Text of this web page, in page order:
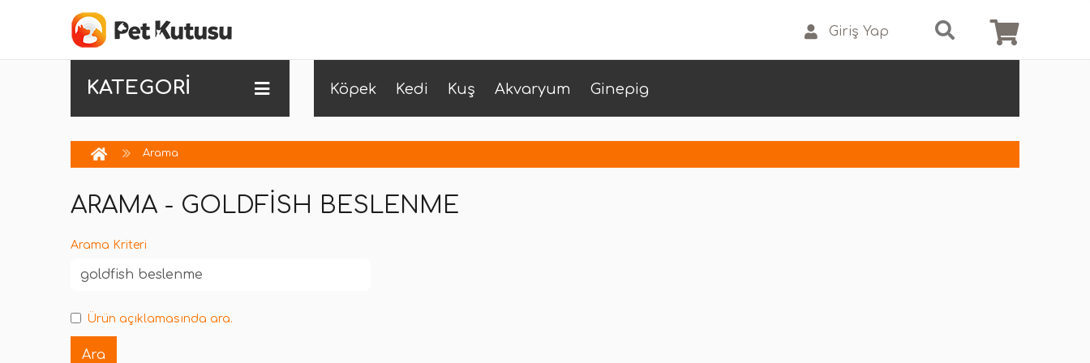
Giriş Yap
KATEGORİ Köpek Kedi Kuş Akvaryum Ginepig
Arama
ARAMA - GOLDFISH BESLENME
Arama Kriteri
Ürün açıklamasında ara.